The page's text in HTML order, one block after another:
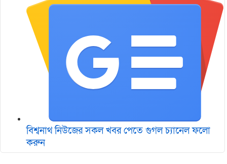
বিশ্বনাথ নিউজের সকল খবর পেতে গুগল চ‌্যানেল ফলো
করুন